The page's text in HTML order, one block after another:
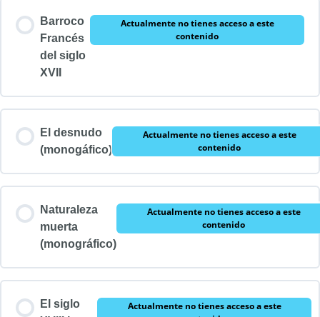
Barroco
Francés
del siglo
XVII
Actualmente no tienes acceso a este
contenido
El desnudo
(monogáfico)
Actualmente no tienes acceso a este
contenido
Naturaleza
muerta
(monográfico)
Actualmente no tienes acceso a este
contenido
El siglo
Actualmente no tienes acceso a este